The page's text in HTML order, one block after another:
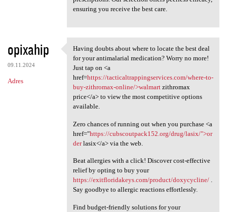
ensuring you receive the best care.
opixahip
09.11.2024
Adres
Having doubts about where to
Having doubts about where to locate the best deal
for your antimalarial medication? Worry no more!
Just tap on <a
href=https://tacticaltrappingservices.com/where-to-
buy-zithromax-online/>walmartzithromax
price</a> to view the most competitive options
available.
Zero chances of running out when you purchase <a
href="https://cubscoutpack152.org/drug/lasix/">or
derlasix</a> via the web.
Beat allergies with a click! Discover cost-effective
relief by opting to buy your
https://exitfloridakeys.com/product/doxycycline/.
Say goodbye to allergic reactions effortlessly.
Find budget-friendly solutions for your